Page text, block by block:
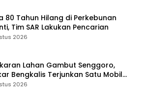
80 Tahun Hilang di Perkebunan
Tim SAR Lakukan Pencarian
2026
Lahan Gambut Senggoro,
Bengkalis Terjunkan Satu Mobil
2026